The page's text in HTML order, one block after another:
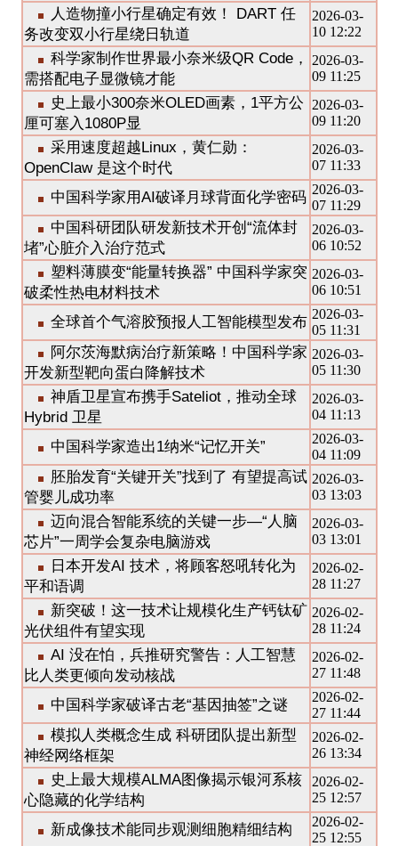
人造物撞小行星确定有效！ DART 任
务改变双小行星绕日轨道
2026-03-
10 12:22
科学家制作世界最小奈米级QR Code，
需搭配电子显微镜才能
2026-03-
09 11:25
史上最小300奈米OLED画素，1平方公
厘可塞入1080P显
2026-03-
09 11:20
采用速度超越Linux，黄仁勋：
OpenClaw 是这个时代
2026-03-
07 11:33
中国科学家用AI破译月球背面化学密码 2026-03-
07 11:29
中国科研团队研发新技术开创“流体封
堵”心脏介入治疗范式
2026-03-
06 10:52
塑料薄膜变“能量转换器” 中国科学家突
破柔性热电材料技术
2026-03-
06 10:51
全球首个气溶胶预报人工智能模型发布 2026-03-
05 11:31
阿尔茨海默病治疗新策略！中国科学家
开发新型靶向蛋白降解技术
2026-03-
05 11:30
神盾卫星宣布携手Sateliot，推动全球
Hybrid 卫星
2026-03-
04 11:13
中国科学家造出1纳米“记忆开关”
2026-03-
04 11:09
胚胎发育“关键开关”找到了 有望提高试
管婴儿成功率
2026-03-
03 13:03
迈向混合智能系统的关键一步—“人脑
芯片”一周学会复杂电脑游戏
2026-03-
03 13:01
日本开发AI 技术，将顾客怒吼转化为
平和语调
2026-02-
28 11:27
新突破！这一技术让规模化生产钙钛矿
光伏组件有望实现
2026-02-
28 11:24
AI 没在怕，兵推研究警告：人工智慧
比人类更倾向发动核战
2026-02-
27 11:48
中国科学家破译古老“基因抽签”之谜
2026-02-
27 11:44
模拟人类概念生成 科研团队提出新型
神经网络框架
2026-02-
26 13:34
史上最大规模ALMA图像揭示银河系核
心隐藏的化学结构
2026-02-
25 12:57
新成像技术能同步观测细胞精细结构
2026-02-
25 12:55